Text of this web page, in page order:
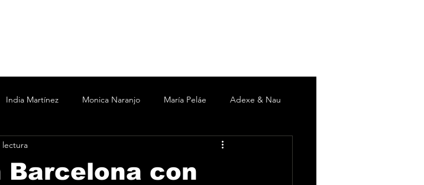
India Martínez Monica Naranjo María Peláe Adexe & Nau
Bubba J David DeMaría
Barcelona con
lectura